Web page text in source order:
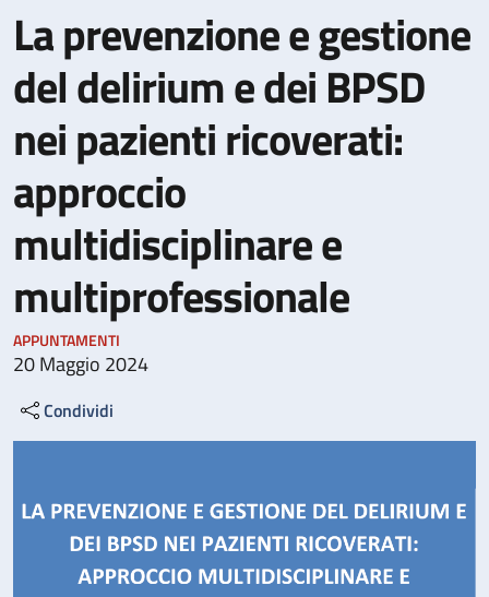
La prevenzione e gestione
del delirium e dei BPSD
nei pazienti ricoverati:
approccio
multidisciplinare e
multiprofessionale
APPUNTAMENTI
20 Maggio 2024
Condividi